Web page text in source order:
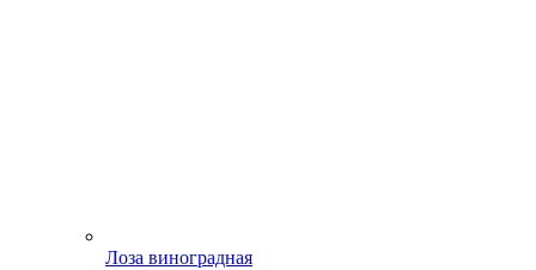
Лоза виноградная